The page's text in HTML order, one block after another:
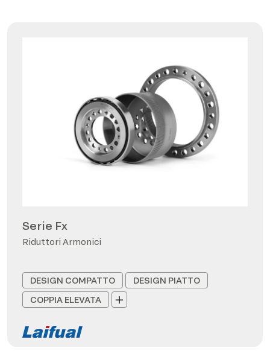
Serie Fx
Riduttori Armonici
DESIGN COMPATTO
DESIGN PIATTO
COPPIA ELEVATA